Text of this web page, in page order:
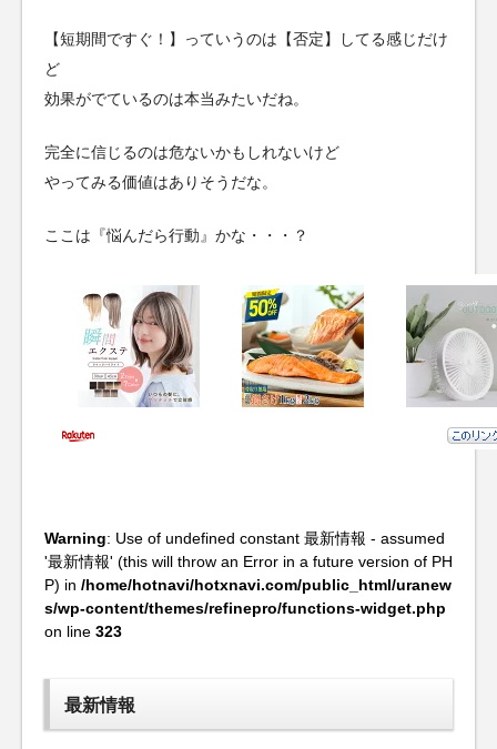
【短期間ですぐ！】っていうのは【否定】してる感じだけ
ど
効果がでているのは本当みたいだね。
完全に信じるのは危ないかもしれないけど
やってみる価値はありそうだな。
ここは『悩んだら行動』かな・・・？
Warning: Use of undefined constant 最新情報 - assumed
'最新情報' (this will throw an Error in a future version of PH
P) in /home/hotnavi/hotxnavi.com/public_html/uranew
s/wp-content/themes/refinepro/functions-widget.php
on line 323
最新情報